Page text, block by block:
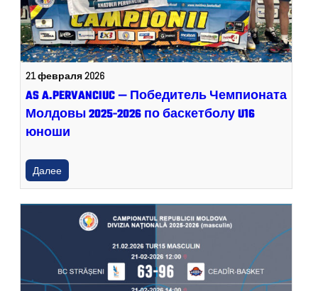
21 февраля 2026
AS A.PERVANCIUC — Победитель Чемпионата
Молдовы 2025-2026 по баскетболу U16
юноши
Далее